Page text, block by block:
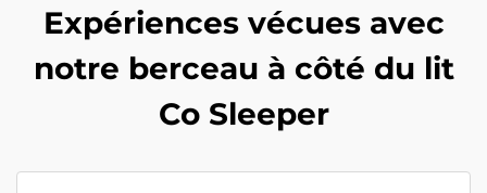
Expériences vécues avec
notre berceau à côté du lit
Co Sleeper